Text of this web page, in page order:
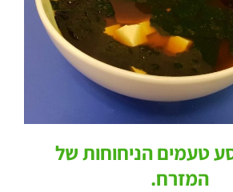
טעמים הניחוחות של
המזרח.